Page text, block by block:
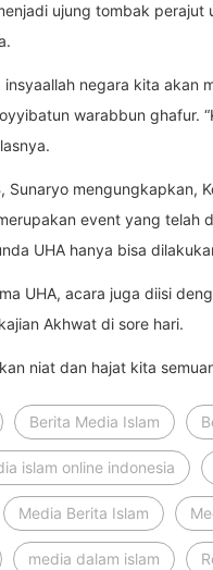
ujung tombak perajut
negara kita akan
warabbun ghafur.
Sunaryo mengungkapkan,
event yang telah
UHA hanya bisa
UHA, acara juga diisi
Akhwat di sore hari.
niat dan hajat kita
Berita Media Islam
islam online indonesia
Media Berita Islam
media dalam islam